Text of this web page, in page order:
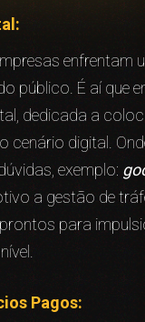
enfrentam
público. É aí que
dedicada a
cenário digital.
exemplo:
a gestão de
para
Pagos: